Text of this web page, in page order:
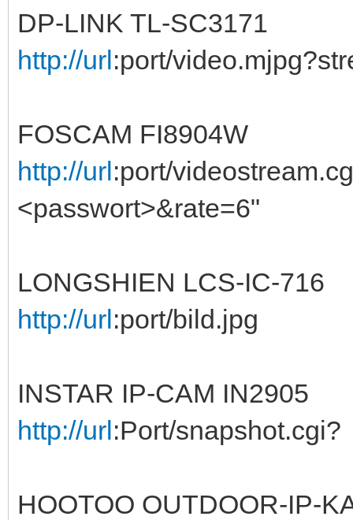
DP-LINK TL-SC3171
http://url:port/
FOSCAM FI8904W
http://url:port/
<passwort>&rate=6"
LONGSHIEN LCS-IC-716
http://url:port/bild.jpg
INSTAR IP-CAM IN2905
http://url:Port/snapshot.cgi?
HOOTOO OUTDOOR-IP-